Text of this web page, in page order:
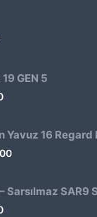
GEN 5
Yavuz 16 Regard
Sarsılmaz SAR9